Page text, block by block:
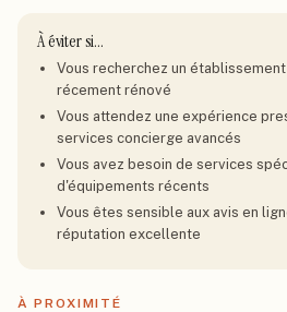
À éviter si…
Vous recherchez un
récement rénové
Vous attendez une expérience
services concierge avancés
Vous avez besoin de services
d'équipements récents
Vous êtes sensible aux avis en
réputation excellente
À PROXIMITÉ